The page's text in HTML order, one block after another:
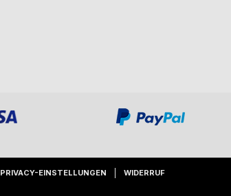
PRIVACY-EINSTELLUNGEN WIDERRUF